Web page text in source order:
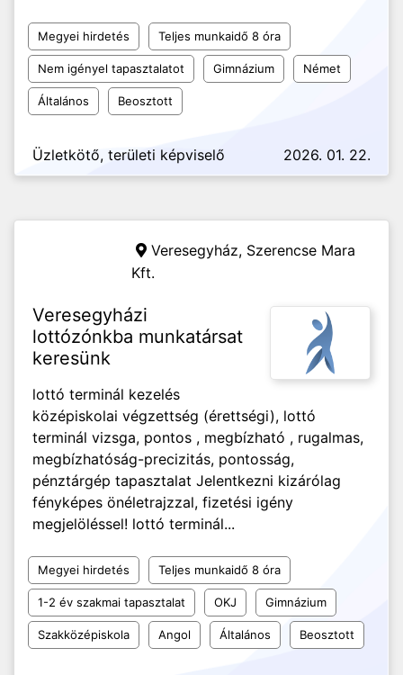
Megyei hirdetés Teljes munkaidő 8 óra
Nem igényel tapasztalatot Gimnázium Német
Általános Beosztott
Üzletkötő, területi képviselő 2026. 01. 22.
Veresegyház, Szerencse Mara
Kft.
Veresegyházi
lottózónkba munkatársat
keresünk
lottó terminál kezelés
középiskolai végzettség (érettségi), lottó
terminál vizsga, pontos , megbízható , rugalmas,
megbízhatóság-precizitás, pontosság,
pénztárgép tapasztalat Jelentkezni kizárólag
fényképes önéletrajzzal, fizetési igény
megjelöléssel! lottó terminál...
Megyei hirdetés Teljes munkaidő 8 óra
1-2 év szakmai tapasztalat OKJ Gimnázium
Szakközépiskola Angol Általános Beosztott